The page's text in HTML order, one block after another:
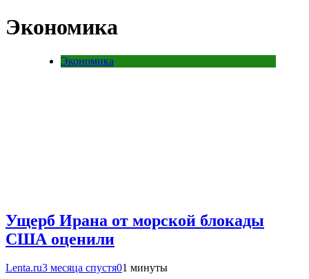
Экономика
Экономика
Ущерб Ирана от морской блокады
США оценили
Lenta.ru3 месяца спустя01 минуты